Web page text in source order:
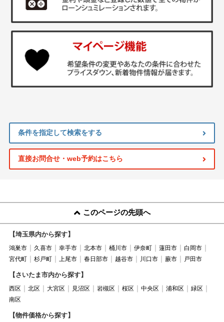
条件を指定して検索をする
直接お問合せ・web予約はこちら
このページの先頭へ
【埼玉県内から探す】
鴻巣市 久喜市 幸手市 北本市 桶川市 伊奈町 蓮田市
白岡市
宮代町
杉戸町 上尾市 春日部市 越谷市 川口市 蕨市 戸田市
【さいたま市内から探す】
西区 北区 大宮区 見沼区 岩槻区 桜区 中央区 浦和区
緑区
南区
【物件価格から探す】